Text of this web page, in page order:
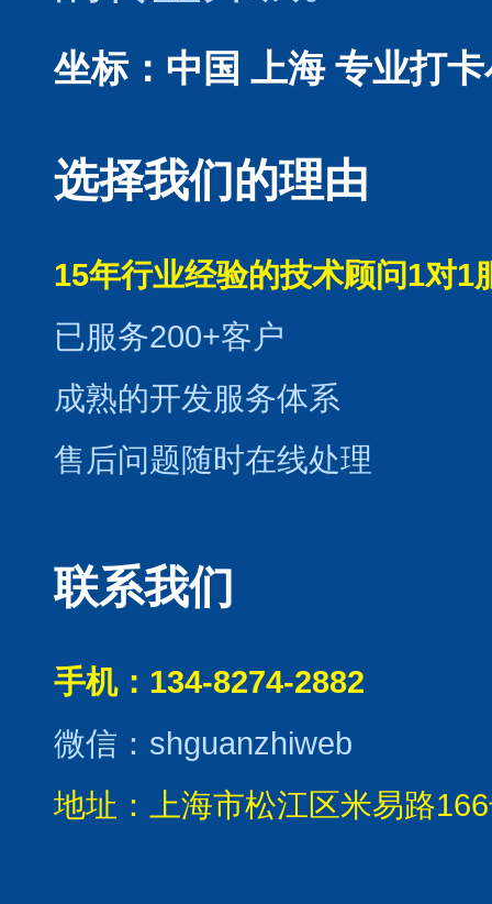
坐标：中国 上海 专业打
选择我们的理由
15年行业经验的技术顾问1对1
已服务200+客户
成熟的开发服务体系
售后问题随时在线处理
联系我们
手机：134-8274-2882
微信：shguanzhiweb
地址：上海市松江区米易路